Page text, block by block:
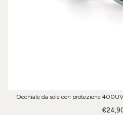
Occhiale da sole con protezione